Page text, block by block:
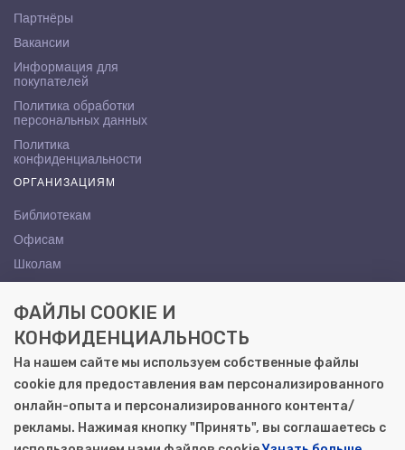
Партнёры
Вакансии
Информация для
покупателей
Политика обработки
персональных данных
Политика
конфиденциальности
ОРГАНИЗАЦИЯМ
Библиотекам
Офисам
Школам
КОНТАКТЫ
Саратов, ул. Осипова, 10А
+7 (8452) 72-65-65
gemera@moya-kniga.ru
ФАЙЛЫ COOKIE И
КОНФИДЕНЦИАЛЬНОСТЬ
На нашем сайте мы используем собственные файлы
cookie для предоставления вам персонализированного
онлайн-опыта и персонализированного контента/
рекламы. Нажимая кнопку "Принять", вы соглашаетесь с